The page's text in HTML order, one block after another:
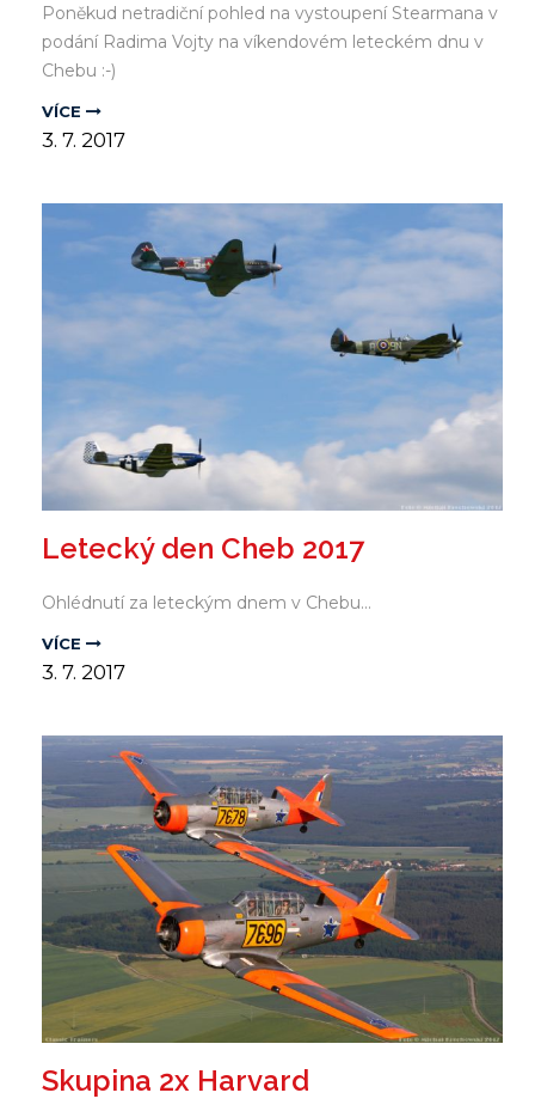
Poněkud netradiční pohled na vystoupení Stearmana v
podání Radima Vojty na víkendovém leteckém dnu v
Chebu :-)
VÍCE
3. 7. 2017
Letecký den Cheb 2017
Ohlédnutí za leteckým dnem v Chebu...
VÍCE
3. 7. 2017
Skupina 2x Harvard